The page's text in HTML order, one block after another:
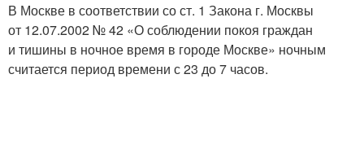
В Москве в соответствии со ст. 1 Закона г. Москвы
от 12.07.2002 № 42 «О соблюдении покоя граждан
и тишины в ночное время в городе Москве» ночным
считается период времени с 23 до 7 часов.